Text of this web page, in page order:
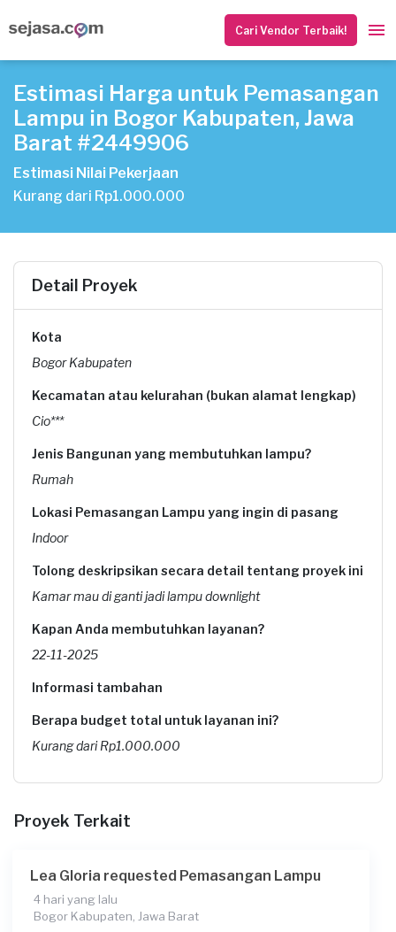
Cari Vendor Terbaik!
Estimasi Harga untuk Pemasangan
Lampu in Bogor Kabupaten, Jawa
Barat #2449906
Estimasi Nilai Pekerjaan
Kurang dari Rp1.000.000
Detail Proyek
Kota
Bogor Kabupaten
Kecamatan atau kelurahan (bukan alamat lengkap)
Cio***
Jenis Bangunan yang membutuhkan lampu?
Rumah
Lokasi Pemasangan Lampu yang ingin di pasang
Indoor
Tolong deskripsikan secara detail tentang proyek ini
Kamar mau di ganti jadi lampu downlight
Kapan Anda membutuhkan layanan?
22-11-2025
Informasi tambahan
Berapa budget total untuk layanan ini?
Kurang dari Rp1.000.000
Proyek Terkait
Lea Gloria requested Pemasangan Lampu
4 hari yang lalu
Bogor Kabupaten, Jawa Barat